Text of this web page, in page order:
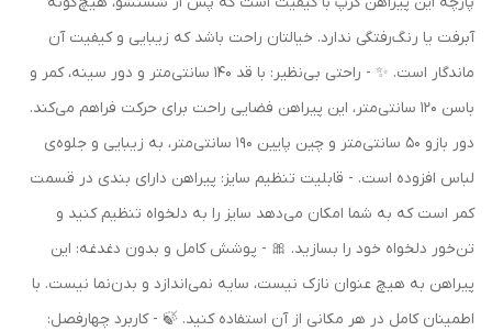
آبرفت یا رنگ‌رفتگی ندارد. خیالتان راحت باشد که زیبایی و کیفیت آن
ماندگار است. ✨ - راحتی بی‌نظیر: با قد 140 سانتی‌متر و دور سینه، کمر و
باسن 120 سانتی‌متر، این پیراهن فضایی راحت برای حرکت فراهم می‌کند.
دور بازو 50 سانتی‌متر و چین پایین 190 سانتی‌متر، به زیبایی و جلوه‌ی
لباس افزوده است. - قابلیت تنظیم سایز: پیراهن دارای بندی در قسمت
کمر است که به شما امکان می‌دهد سایز را به دلخواه تنظیم کنید و
تن‌خور دلخواه خود را بسازید. 🎀 - پوشش کامل و بدون دغدغه: این
پیراهن به هیچ عنوان نازک نیست، سایه نمی‌اندازد و بدن‌نما نیست. با
اطمینان کامل در هر مکانی از آن استفاده کنید. 🍃 - کاربرد چهارفصل: